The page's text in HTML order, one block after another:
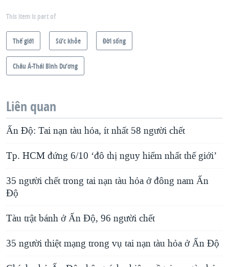
This item is part of
Thế giới Sức khỏe Ðời sống
Châu Á-Thái Bình Dương
Liên quan
Ấn Độ: Tai nạn tàu hỏa, ít nhất 58 người chết
Tp. HCM đứng 6/10 ‘đô thị nguy hiểm nhất thế giới’
35 người chết trong tai nạn tàu hỏa ở đông nam Ấn
Độ
Tàu trật bánh ở Ấn Độ, 96 người chết
35 người thiệt mạng trong vụ tai nạn tàu hỏa ở Ấn Độ